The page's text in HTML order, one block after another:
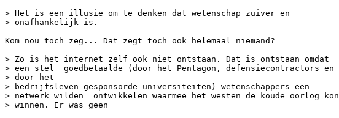
> Het is een illusie om te denken dat wetenschap zuiver en
> onafhankelijk is.
Kom nou toch zeg... Dat zegt toch ook helemaal niemand?
> Zo is het internet zelf ook niet ontstaan. Dat is ontstaan omdat
> een stel  goedbetaalde (door het Pentagon, defensiecontractors en
> door het
> bedrijfsleven gesponsorde universiteiten) wetenschappers een
> netwerk wilden  ontwikkelen waarmee het westen de koude oorlog kon
> winnen. Er was geen